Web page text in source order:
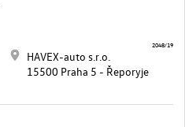
HAVEX-auto s.r.o.
15500 Praha 5 - Řeporyje
2048/19